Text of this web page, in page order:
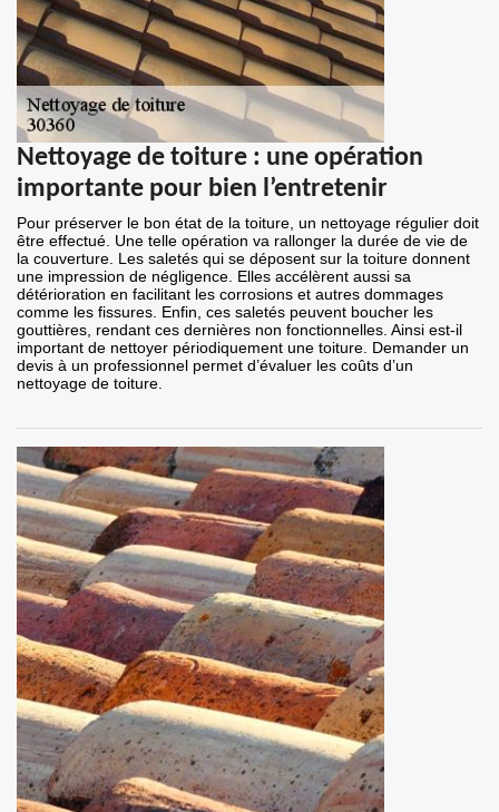
Nettoyage de toiture : une opération
importante pour bien l’entretenir
Pour préserver le bon état de la toiture, un nettoyage régulier doit
être effectué. Une telle opération va rallonger la durée de vie de
la couverture. Les saletés qui se déposent sur la toiture donnent
une impression de négligence. Elles accélèrent aussi sa
détérioration en facilitant les corrosions et autres dommages
comme les fissures. Enfin, ces saletés peuvent boucher les
gouttières, rendant ces dernières non fonctionnelles. Ainsi est-il
important de nettoyer périodiquement une toiture. Demander un
devis à un professionnel permet d’évaluer les coûts d’un
nettoyage de toiture.